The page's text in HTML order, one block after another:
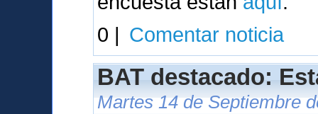
0 | Comentar noticia
BAT destacado:
Martes 14 de Septiembre